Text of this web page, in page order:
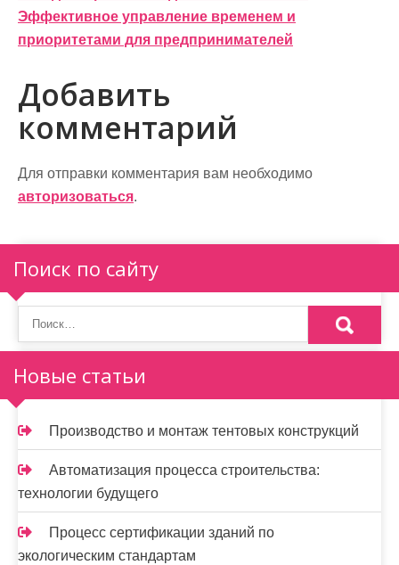
а
в
и
г
а
ц
и
я
п
о
з
а
п
и
с
я
м
Эффективное управление временем и
приоритетами для предпринимателей
Добавить
комментарий
Для отправки комментария вам необходимо
авторизоваться.
Поиск по сайту
Новые статьи
Производство и монтаж тентовых конструкций
Автоматизация процесса строительства:
технологии будущего
Процесс сертификации зданий по
экологическим стандартам